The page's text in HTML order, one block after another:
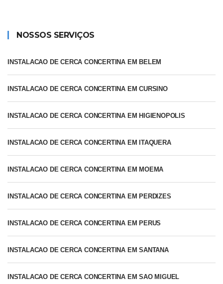
NOSSOS SERVIÇOS
INSTALACAO DE CERCA CONCERTINA EM BELEM
INSTALACAO DE CERCA CONCERTINA EM CURSINO
INSTALACAO DE CERCA CONCERTINA EM HIGIENOPOLIS
INSTALACAO DE CERCA CONCERTINA EM ITAQUERA
INSTALACAO DE CERCA CONCERTINA EM MOEMA
INSTALACAO DE CERCA CONCERTINA EM PERDIZES
INSTALACAO DE CERCA CONCERTINA EM PERUS
INSTALACAO DE CERCA CONCERTINA EM SANTANA
INSTALACAO DE CERCA CONCERTINA EM SAO MIGUEL